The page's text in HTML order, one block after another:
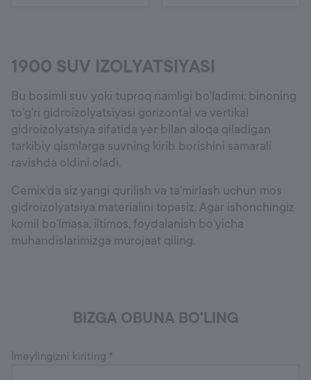
Uzbekistan
Language: UZ
1900 SUV IZOLYATSIYASI
Bu bosimli suv yoki tuproq namligi bo'ladimi: binoning
to'g'ri gidroizolyatsiyasi gorizontal va vertikal
gidroizolyatsiya sifatida yer bilan aloqa qiladigan
tarkibiy qismlarga suvning kirib borishini samarali
ravishda oldini oladi.
Cemix'da siz yangi qurilish va ta'mirlash uchun mos
gidroizolyatsiya materialini topasiz. Agar ishonchingiz
komil bo'lmasa, iltimos, foydalanish bo'yicha
muhandislarimizga murojaat qiling.
BIZGA OBUNA BO'LING
Imeylingizni kiriting *